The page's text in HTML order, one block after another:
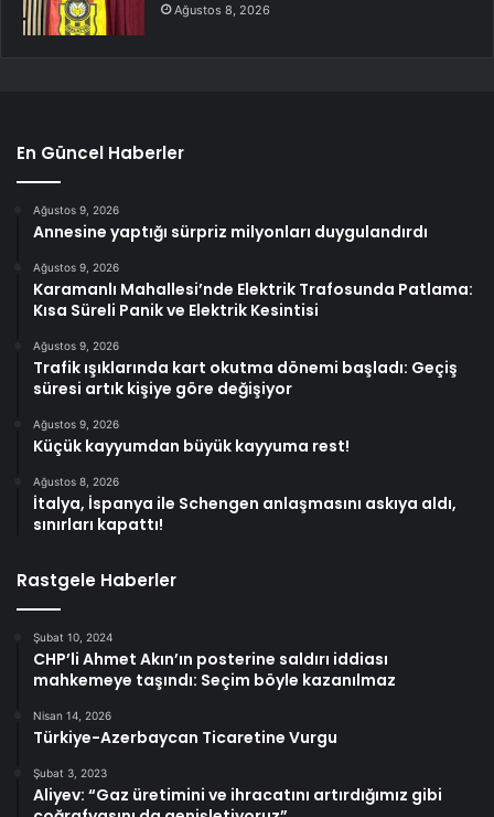
Ağustos 8, 2026
En Güncel Haberler
Ağustos 9, 2026
Annesine yaptığı sürpriz milyonları duygulandırdı
Ağustos 9, 2026
Karamanlı Mahallesi’nde Elektrik Trafosunda Patlama:
Kısa Süreli Panik ve Elektrik Kesintisi
Ağustos 9, 2026
Trafik ışıklarında kart okutma dönemi başladı: Geçiş
süresi artık kişiye göre değişiyor
Ağustos 9, 2026
Küçük kayyumdan büyük kayyuma rest!
Ağustos 8, 2026
İtalya, İspanya ile Schengen anlaşmasını askıya aldı,
sınırları kapattı!
Rastgele Haberler
Şubat 10, 2024
CHP’li Ahmet Akın’ın posterine saldırı iddiası
mahkemeye taşındı: Seçim böyle kazanılmaz
Nisan 14, 2026
Türkiye-Azerbaycan Ticaretine Vurgu
Şubat 3, 2023
Aliyev: “Gaz üretimini ve ihracatını artırdığımız gibi